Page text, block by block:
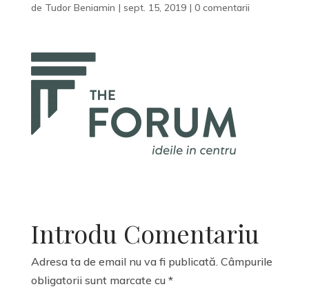
de Tudor Beniamin | sept. 15, 2019| 0 comentarii
Introdu Comentariu
Adresa ta de email nu va fi publicată. Câmpurile
obligatorii sunt marcate cu *